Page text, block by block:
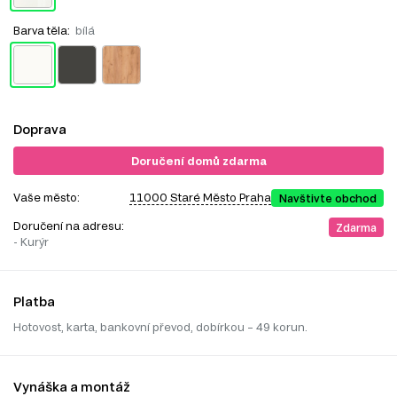
Barva těla: bílá
Doprava
Doručení domů zdarma
Vaše město: 11000 Staré Město Praha Navštivte obchod
Doručení na adresu:
- Kurýr
Zdarma
Platba
Hotovost, karta, bankovní převod, dobírkou – 49 korun.
Vynáška a montáž